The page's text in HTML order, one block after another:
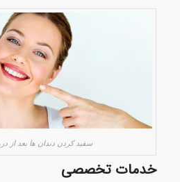
سفید کردن دندان ها بعد از
خدمات تخصصی